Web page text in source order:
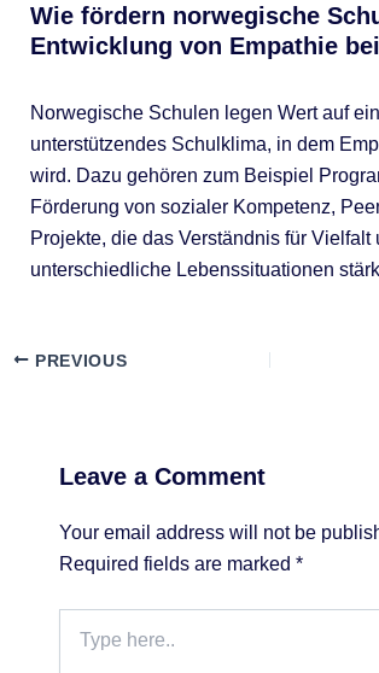
Wie fördern norwegische
Entwicklung von Empathie
Norwegische Schulen legen Wert auf
unterstützendes Schulklima, in dem
wird. Dazu gehören zum Beispiel
Förderung von sozialer Kompetenz,
Projekte, die das Verständnis für Vielfalt
unterschiedliche Lebenssituationen
PREVIOUS
Leave a Comment
Your email address will not be
Required fields are marked *
here..